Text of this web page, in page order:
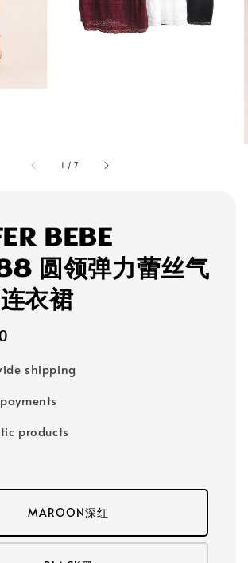
1 /7
BEBE
圆领弹力蕾丝气
衣裙
shipping
products
MAROON深红